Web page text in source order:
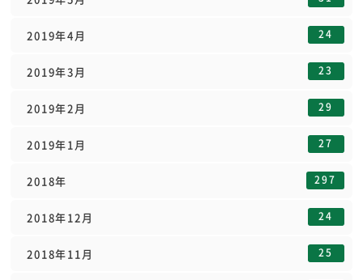
2019年4月 24
2019年3月 23
2019年2月 29
2019年1月 27
2018年 297
2018年12月 24
2018年11月 25